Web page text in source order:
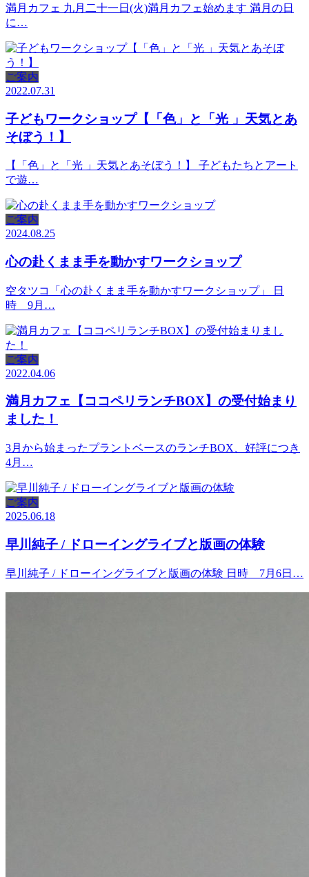
満月カフェ 九月二十一日(火)満月カフェ始めます 満月の日
に…
ご案内
2022.07.31
子どもワークショップ【「色」と「光 」天気とあ
そぼう！】
【「色」と「光 」天気とあそぼう！】 子どもたちとアート
で遊…
ご案内
2024.08.25
心の赴くまま手を動かすワークショップ
空タツコ「心の赴くまま手を動かすワークショップ」 日
時 9月…
ご案内
2022.04.06
満月カフェ【ココペリランチBOX】の受付始まり
ました！
3月から始まったプラントベースのランチBOX、好評につき
4月…
ご案内
2025.06.18
早川純子 / ドローイングライブと版画の体験
早川純子 / ドローイングライブと版画の体験 日時 7月6日…